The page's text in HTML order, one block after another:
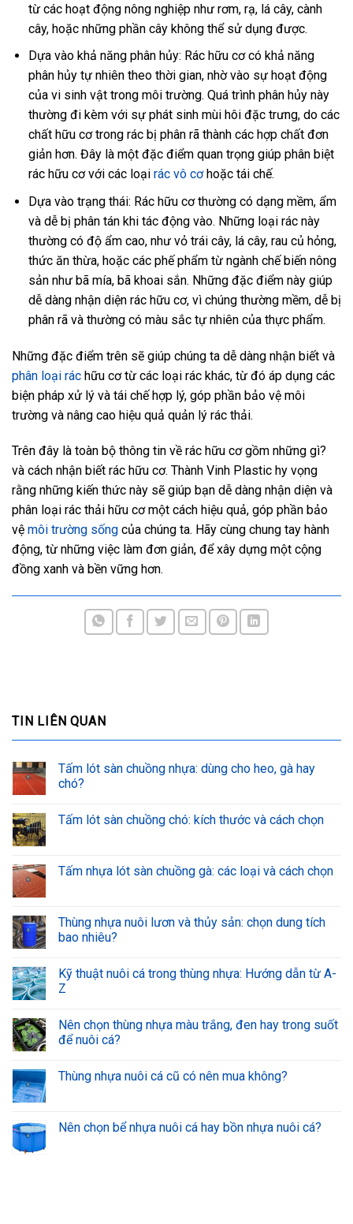
từ các hoạt động nông nghiệp như rơm, rạ, lá cây, cành
cây, hoặc những phần cây không thể sử dụng được.
Dựa vào khả năng phân hủy: Rác hữu cơ có khả năng
phân hủy tự nhiên theo thời gian, nhờ vào sự hoạt động
của vi sinh vật trong môi trường. Quá trình phân hủy này
thường đi kèm với sự phát sinh mùi hôi đặc trưng, do các
chất hữu cơ trong rác bị phân rã thành các hợp chất đơn
giản hơn. Đây là một đặc điểm quan trọng giúp phân biệt
rác hữu cơ với các loại rác vô cơhoặc tái chế.
Dựa vào trạng thái: Rác hữu cơ thường có dạng mềm, ẩm
và dễ bị phân tán khi tác động vào. Những loại rác này
thường có độ ẩm cao, như vỏ trái cây, lá cây, rau củ hỏng,
thức ăn thừa, hoặc các phế phẩm từ ngành chế biến nông
sản như bã mía, bã khoai sắn. Những đặc điểm này giúp
dễ dàng nhận diện rác hữu cơ, vì chúng thường mềm, dễ bị
phân rã và thường có màu sắc tự nhiên của thực phẩm.
Những đặc điểm trên sẽ giúp chúng ta dễ dàng nhận biết và
phân loại rác hữu cơ từ các loại rác khác, từ đó áp dụng các
biện pháp xử lý và tái chế hợp lý, góp phần bảo vệ môi
trường và nâng cao hiệu quả quản lý rác thải.
Trên đây là toàn bộ thông tin về rác hữu cơ gồm những gì?
và cách nhận biết rác hữu cơ. Thành Vinh Plastic hy vọng
rằng những kiến thức này sẽ giúp bạn dễ dàng nhận diện và
phân loại rác thải hữu cơ một cách hiệu quả, góp phần bảo
vệ môi trường sống của chúng ta. Hãy cùng chung tay hành
động, từ những việc làm đơn giản, để xây dựng một cộng
đồng xanh và bền vững hơn.
TIN LIÊN QUAN
Tấm lót sàn chuồng nhựa: dùng cho heo, gà hay
chó?
Tấm lót sàn chuồng chó: kích thước và cách chọn
Tấm nhựa lót sàn chuồng gà: các loại và cách chọn
Thùng nhựa nuôi lươn và thủy sản: chọn dung tích
bao nhiêu?
Kỹ thuật nuôi cá trong thùng nhựa: Hướng dẫn từ A-
Z
Nên chọn thùng nhựa màu trắng, đen hay trong suốt
để nuôi cá?
Thùng nhựa nuôi cá cũ có nên mua không?
Nên chọn bể nhựa nuôi cá hay bồn nhựa nuôi cá?